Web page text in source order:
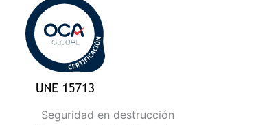
Seguridad en destrucción